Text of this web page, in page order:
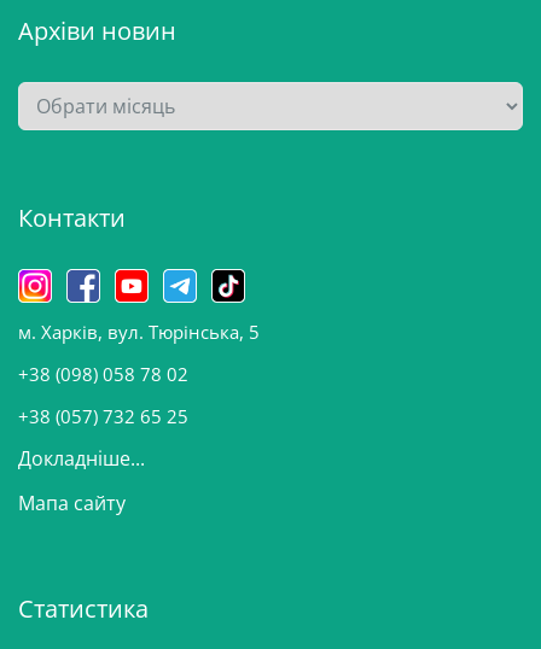
Архіви новин
А
р
в
н
о
в
и
Контакти
м. Харків, вул. Тюрінська, 5
+38 (098) 058 78 02
+38 (057) 732 65 25
Докладніше...
Мапа сайту
Статистика